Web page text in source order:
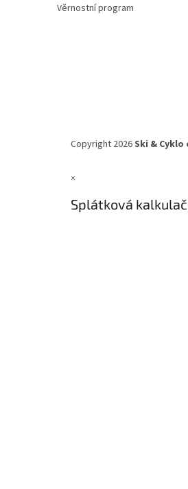
Věrnostní program
Copyright 2026Ski &
×
Splátková